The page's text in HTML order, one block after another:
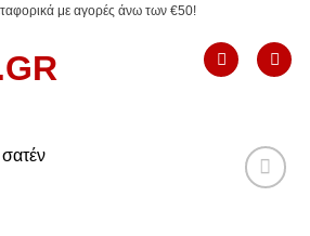
με αγορές άνω των €50!